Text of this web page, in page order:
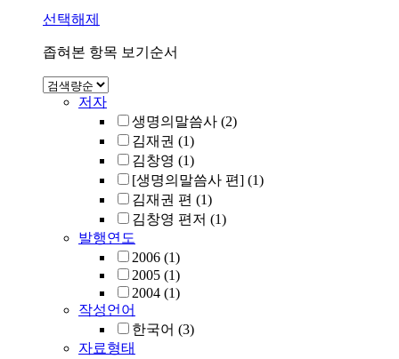
선택해제
좁혀본 항목 보기순서
저자
생명의말씀사 (2)
김재권 (1)
김창영 (1)
[생명의말씀사 편] (1)
김재권 편 (1)
김창영 편저 (1)
발행연도
2006 (1)
2005 (1)
2004 (1)
작성언어
한국어 (3)
자료형태